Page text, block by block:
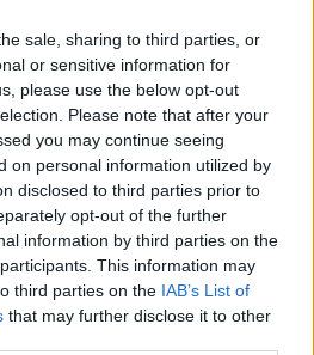
sale, sharing to third parties, or
or sensitive information for
please use the below opt-out
Please note that after your
you may continue seeing
on personal information utilized by
disclosed to third parties prior to
opt-out of the further
information by third parties on the
This information may
third parties on the IAB’s List of
that may further disclose it to other